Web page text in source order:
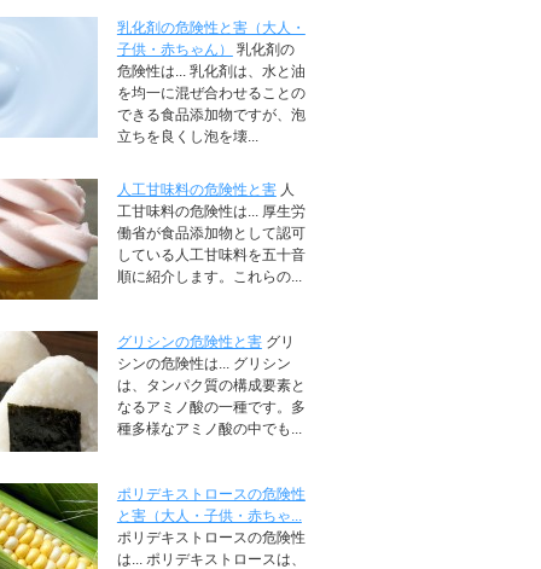
乳化剤の危険性と害（大人・
子供・赤ちゃん）
乳化剤の
危険性は... 乳化剤は、水と油
を均一に混ぜ合わせることの
できる食品添加物ですが、泡
立ちを良くし泡を壊...
人工甘味料の危険性と害 人
工甘味料の危険性は... 厚生労
働省が食品添加物として認可
している人工甘味料を五十音
順に紹介します。これらの...
グリシンの危険性と害 グリ
シンの危険性は... グリシン
は、タンパク質の構成要素と
なるアミノ酸の一種です。多
種多様なアミノ酸の中でも...
ポリデキストロースの危険性
と害（大人・子供・赤ちゃ...
ポリデキストロースの危険性
は... ポリデキストロースは、